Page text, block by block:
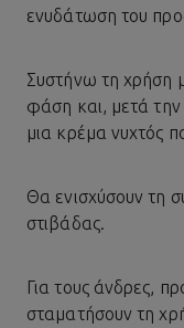
ενυδάτωση του
Συστήνω τη χρήση
φάση και, μετά
μια κρέμα νυχτός
Θα ενισχύσουν τη
στιβάδας.
Για τους άνδρες,
σταματήσουν τη